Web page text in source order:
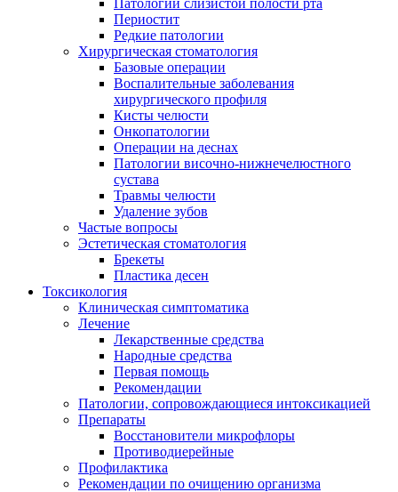
Патологии слизистой полости рта
Периостит
Редкие патологии
Хирургическая стоматология
Базовые операции
Воспалительные заболевания
хирургического профиля
Кисты челюсти
Онкопатологии
Операции на деснах
Патологии височно-нижнечелюстного
сустава
Травмы челюсти
Удаление зубов
Частые вопросы
Эстетическая стоматология
Брекеты
Пластика десен
Токсикология
Клиническая симптоматика
Лечение
Лекарственные средства
Народные средства
Первая помощь
Рекомендации
Патологии, сопровождающиеся интоксикацией
Препараты
Восстановители микрофлоры
Противодиерейные
Профилактика
Рекомендации по очищению организма